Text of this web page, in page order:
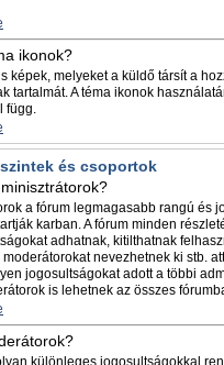
ikonok?
képek, melyeket a küldő társít a
tartalmát. A téma ikonok
függ.
és csoportok
a fórum legmagasabb rangú és
karban. A fórum minden
adhatnak, kitilthatnak
nevezhetnek ki stb.
jogosultságokat adott a többi
is lehetnek az összes